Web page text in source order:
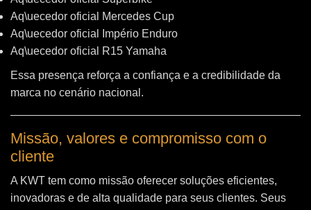
Aq\uecedor oficial Mercedes Cup
Aq\uecedor oficial Império Enduro
Aq\uecedor oficial R15 Yamaha
Essa presença reforça a confiança e a credibilidade da
marca no cenário nacional.
Missão, valores e compromisso com o
cliente
A KWT tem como missão oferecer soluções eficientes,
inovadoras e de alta qualidade para seus clientes. Seus